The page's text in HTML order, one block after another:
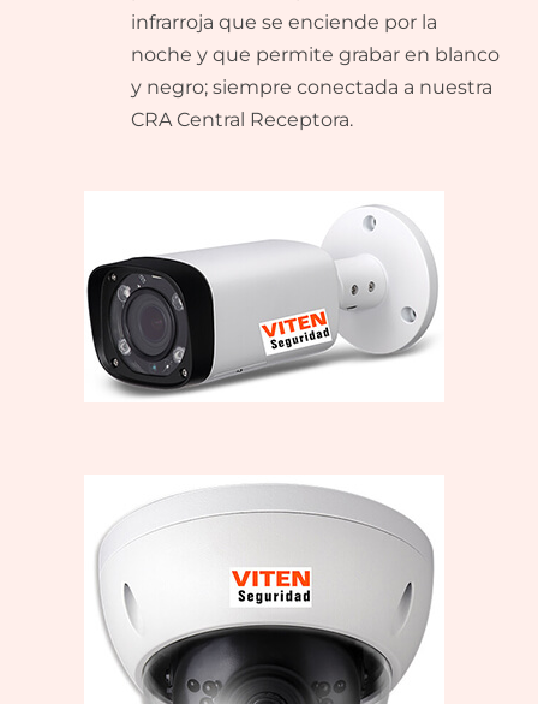
infrarroja que se enciende por la
noche y que permite grabar en blanco
y negro; siempre conectada a nuestra
CRA Central Receptora.